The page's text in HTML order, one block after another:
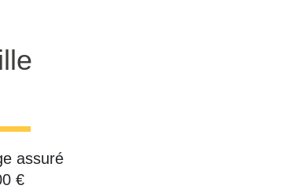
assuré
€